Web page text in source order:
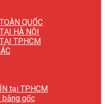
QUỐC
HÀ NỘI
TP.HCM
tại TP.HCM
bằng gốc